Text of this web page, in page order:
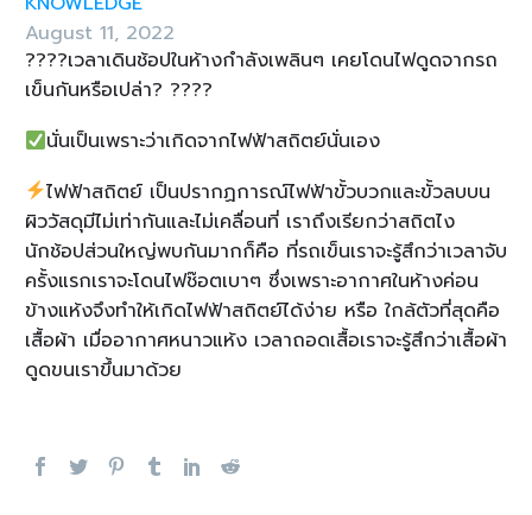
August 11, 2022
????เวลาเดินช้อปในห้างกำลังเพลินๆ เคยโดนไฟดูดจากรถ
เข็นกันหรือเปล่า? ????
นั่นเป็นเพราะว่าเกิดจากไฟฟ้าสถิตย์นั่นเอง
ไฟฟ้าสถิตย์ เป็นปรากฏการณ์ไฟฟ้าขั้วบวกและขั้วลบบน
ผิววัสดุมีไม่เท่ากันและไม่เคลื่อนที่ เราถึงเรียกว่าสถิตไง
นักช้อปส่วนใหญ่พบกันมากก็คือ ที่รถเข็นเราจะรู้สึกว่าเวลาจับ
ครั้งแรกเราจะโดนไฟช๊อตเบาๆ ซึ่งเพราะอากาศในห้างค่อน
ข้างแห้งจึงทำให้เกิดไฟฟ้าสถิตย์ได้ง่าย หรือ ใกล้ตัวที่สุดคือ
เสื้อผ้า เมื่ออากาศหนาวแห้ง เวลาถอดเสื้อเราจะรู้สึกว่าเสื้อผ้า
ดูดขนเราขึ้นมาด้วย